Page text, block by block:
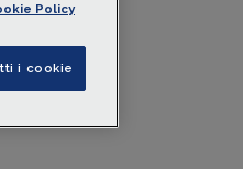
Policy
i cookie